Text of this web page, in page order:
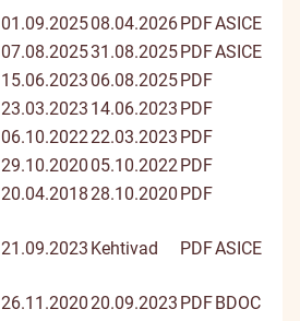
01.09.202508.04.2026PDFASICE
07.08.202531.08.2025PDFASICE
15.06.2023 06.08.2025PDF
23.03.2023 14.06.2023 PDF
06.10.202222.03.2023 PDF
29.10.2020 05.10.2022PDF
20.04.201828.10.2020 PDF
21.09.2023 Kehtivad PDFASICE
26.11.202020.09.2023 PDFBDOC